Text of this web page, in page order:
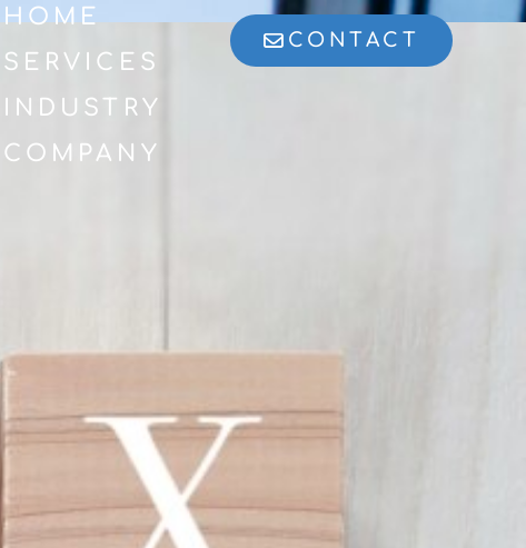
HOME
SERVICES
INDUSTRY
COMPANY
CONTACT